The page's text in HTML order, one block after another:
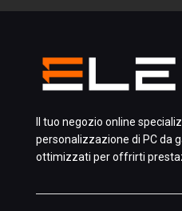
Il tuo negozio online
personalizzazione di PC da
ottimizzati per offrirti